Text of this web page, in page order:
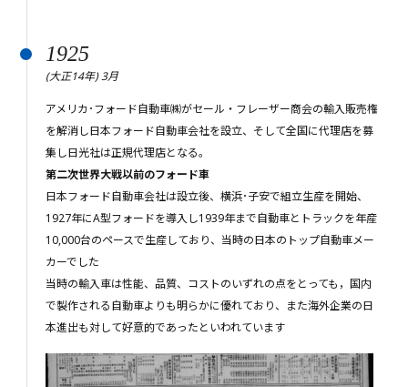
1925
(大正14年) 3月
アメリカ･フォード自動車㈱がセール・フレーザー商会の輸入販売権
を解消し日本フォード自動車会社を設立、そして全国に代理店を募
集し日光社は正規代理店となる。
第二次世界大戦以前のフォード車
日本フォード自動車会社は設立後、横浜･子安で組立生産を開始、
1927年にA型フォードを導入し1939年まで自動車とトラックを年産
10,000台のペースで生産しており、当時の日本のトップ自動車メー
カーでした
当時の輸入車は性能、品質、コストのいずれの点をとっても，国内
で製作される自動車よりも明らかに優れており、また海外企業の日
本進出も対して好意的であったといわれています